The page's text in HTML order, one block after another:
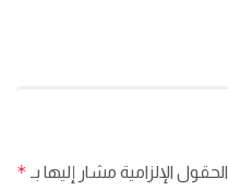
الحقول الإلزامية مشار إليها بـ *